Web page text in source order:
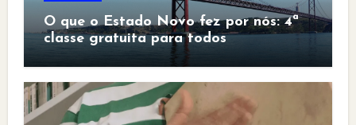
O que o Estado Novo fez por nós: 4ª
classe gratuita para todos